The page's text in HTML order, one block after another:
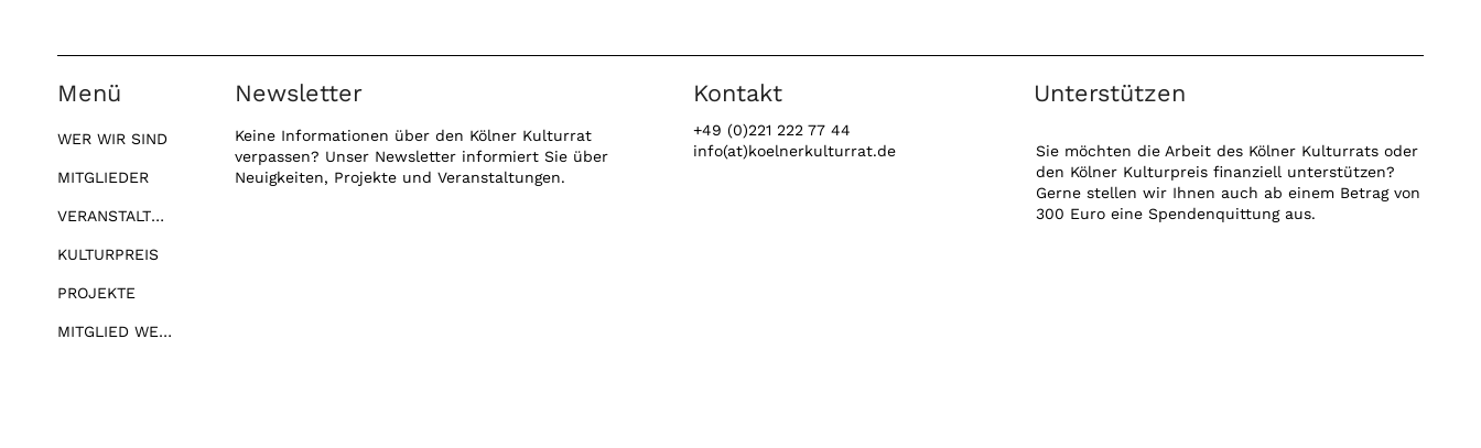
WER WIR SIND
MITGLIEDER
VERANSTALTUNGEN
KULTURPREIS
PROJEKTE
MITGLIED WERDEN
Menü Newsletter
Keine Informationen über den Kölner Kulturrat
verpassen? Unser Newsletter informiert Sie über
Neuigkeiten, Projekte und Veranstaltungen.
+49 (0)221 222 77 44
info(at)koelnerkulturrat.de
Kontakt Unterstützen
Sie möchten die Arbeit des Kölner Kulturrats oder
den Kölner Kulturpreis finanziell unterstützen?
Gerne stellen wir Ihnen auch ab einem Betrag von
300 Euro eine Spendenquittung aus.